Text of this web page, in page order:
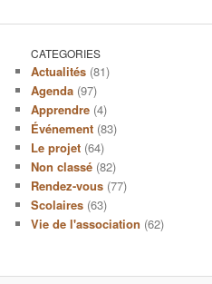
CATEGORIES
Actualités (81)
Agenda (97)
Apprendre (4)
Événement (83)
Le projet (64)
Non classé (82)
Rendez-vous (77)
Scolaires (63)
Vie de l'association (62)